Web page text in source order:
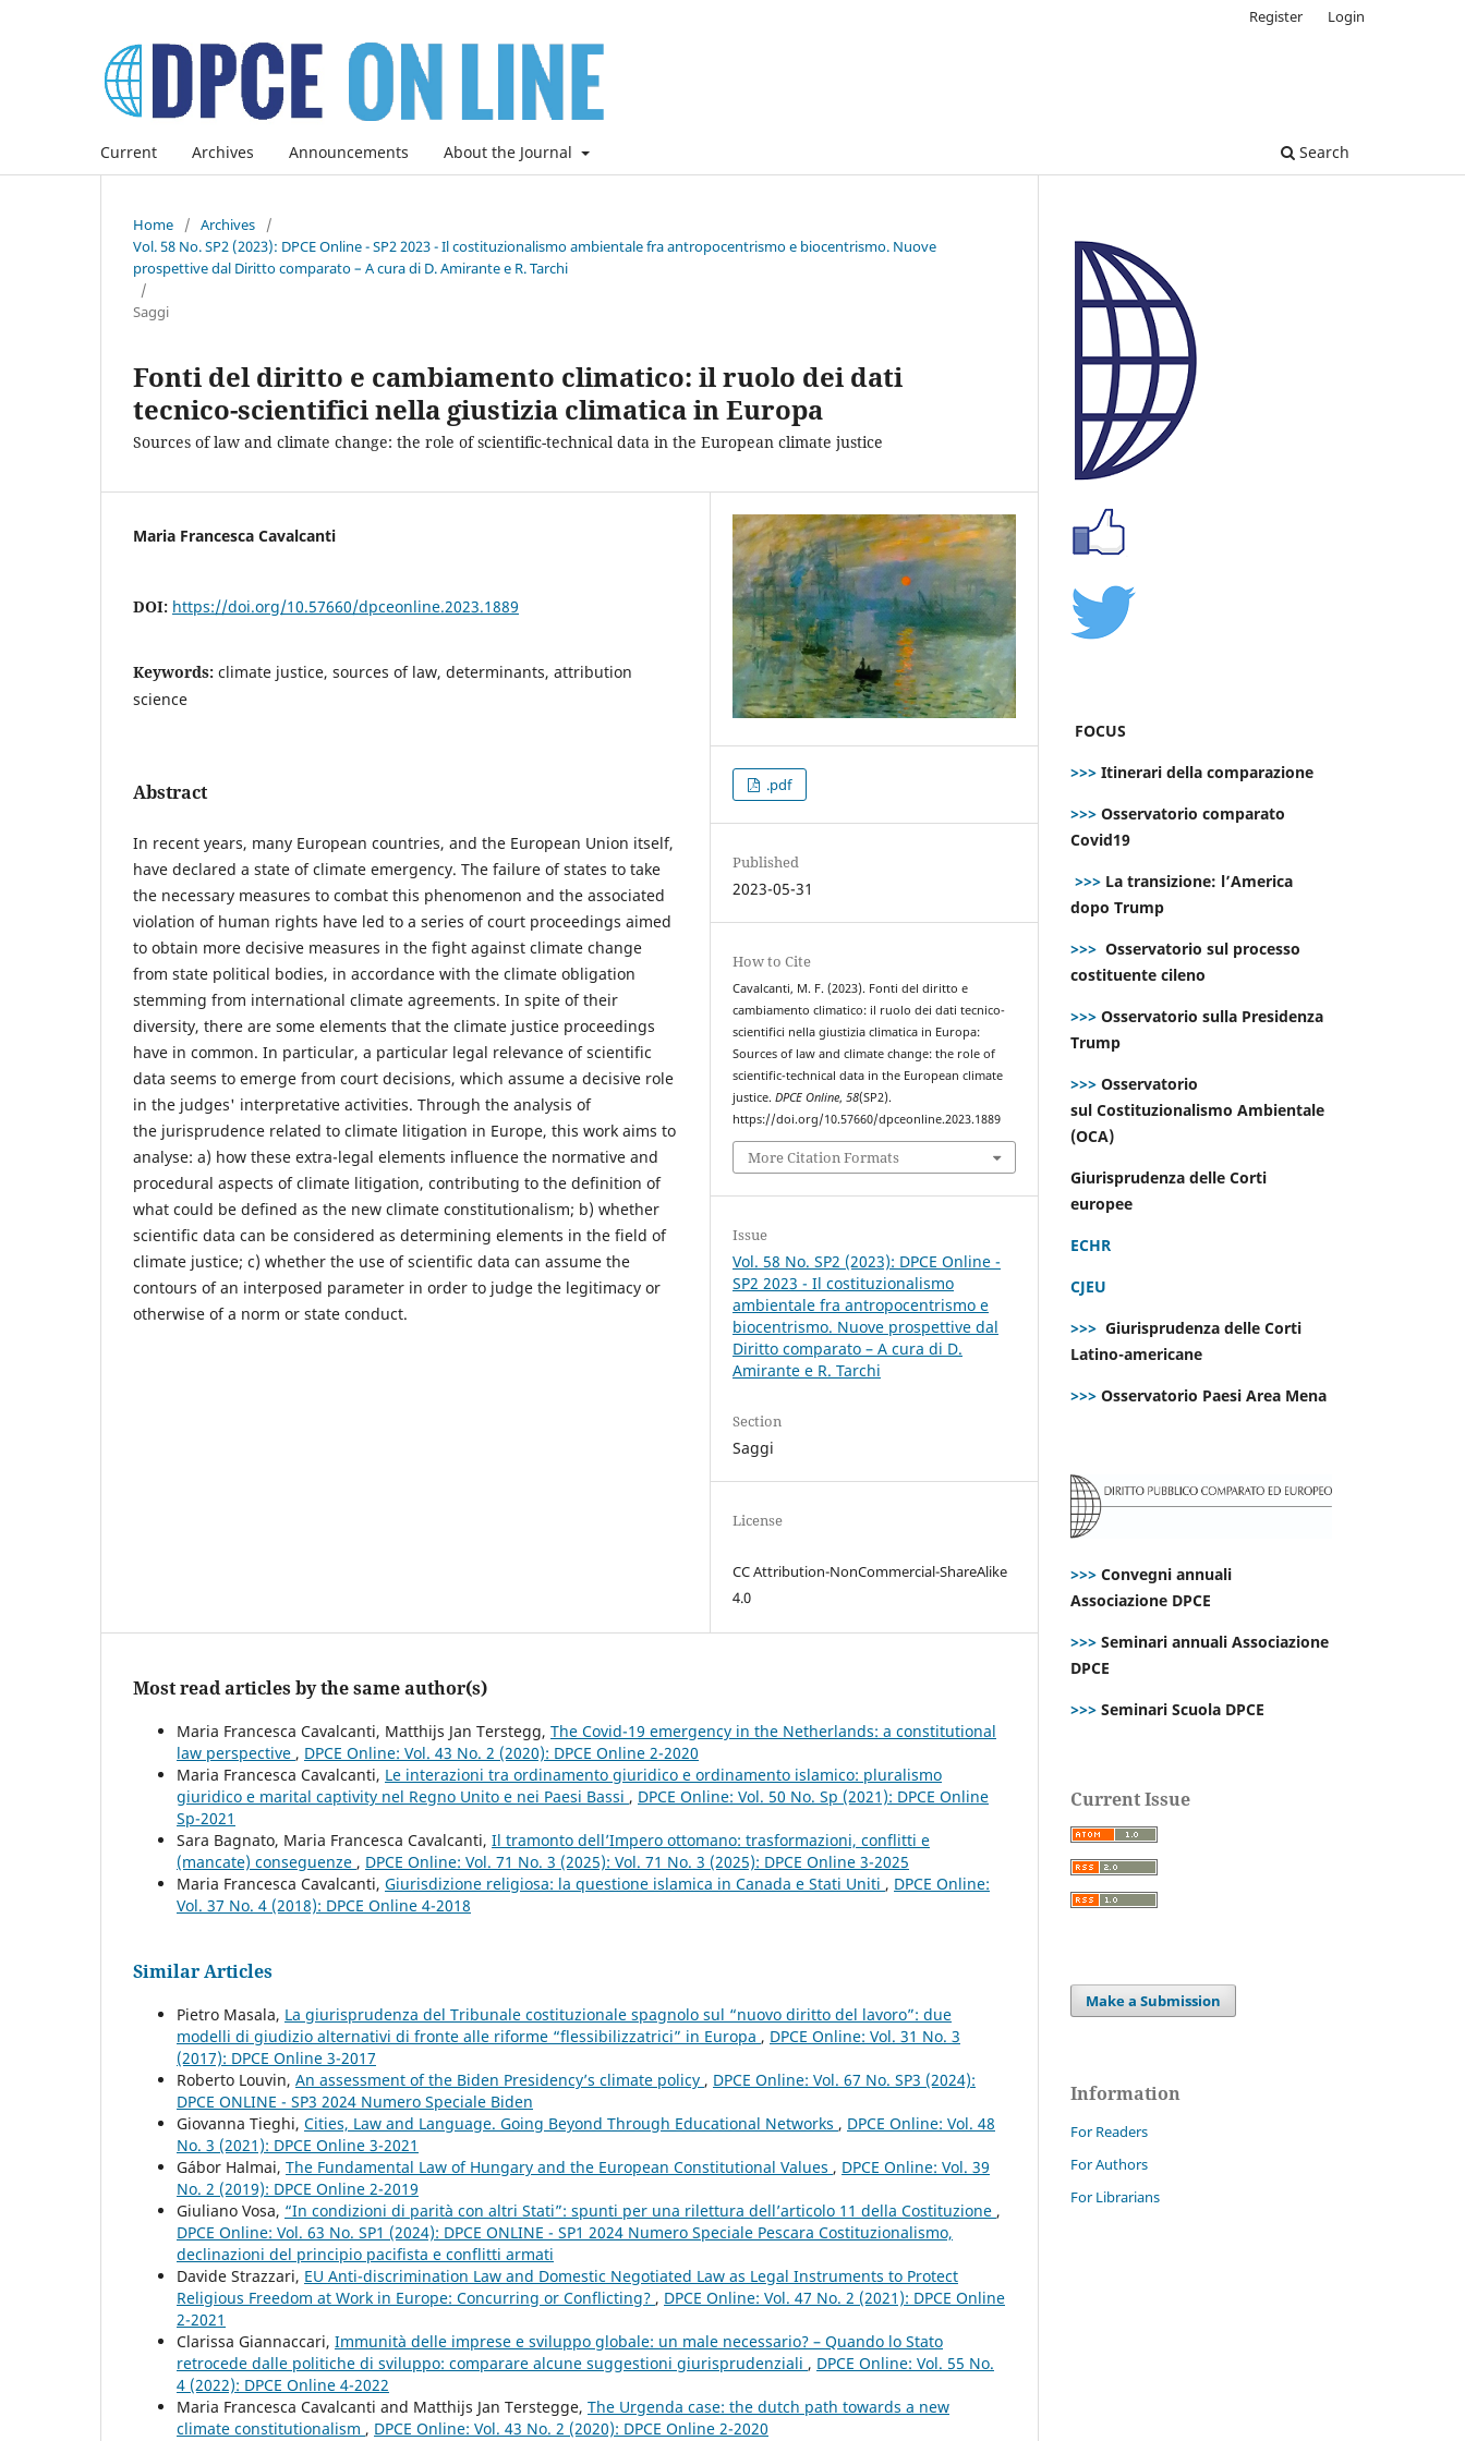
Current Archives Announcements About the Journal Search
Register Login
Home / Archives
/
Vol. 58 No. SP2 (2023): DPCE Online - SP2 2023 - Il costituzionalismo ambientale fra antropocentrismo e biocentrismo. Nuove
prospettive dal Diritto comparato – A cura di D. Amirante e R. Tarchi
/
Saggi
Fonti del diritto e cambiamento climatico: il ruolo dei dati
tecnico-scientifici nella giustizia climatica in Europa
Sources of law and climate change: the role of scientific-technical data in the European climate justice
Maria Francesca Cavalcanti
DOI: https://doi.org/10.57660/dpceonline.2023.1889
Keywords: climate justice, sources of law, determinants, attribution
science
Abstract
In recent years, many European countries, and the European Union itself,
have declared a state of climate emergency. The failure of states to take
the necessary measures to combat this phenomenon and the associated
violation of human rights have led to a series of court proceedings aimed
to obtain more decisive measures in the fight against climate change
from state political bodies, in accordance with the climate obligation
stemming from international climate agreements. In spite of their
diversity, there are some elements that the climate justice proceedings
have in common. In particular, a particular legal relevance of scientific
data seems to emerge from court decisions, which assume a decisive role
in the judges' interpretative activities. Through the analysis of
the jurisprudence related to climate litigation in Europe, this work aims to
analyse: a) how these extra-legal elements influence the normative and
procedural aspects of climate litigation, contributing to the definition of
what could be defined as the new climate constitutionalism; b) whether
scientific data can be considered as determining elements in the field of
climate justice; c) whether the use of scientific data can assume the
contours of an interposed parameter in order to judge the legitimacy or
otherwise of a norm or state conduct.
.pdf
Published
2023-05-31
How to Cite
Cavalcanti, M. F. (2023). Fonti del diritto e
cambiamento climatico: il ruolo dei dati tecnico-
scientifici nella giustizia climatica in Europa:
Sources of law and climate change: the role of
scientific-technical data in the European climate
justice.DPCE Online,58(SP2).
https://doi.org/10.57660/dpceonline.2023.1889
More Citation Formats
Issue
Vol. 58 No. SP2 (2023): DPCE Online -
SP2 2023 - Il costituzionalismo
ambientale fra antropocentrismo e
biocentrismo. Nuove prospettive dal
Diritto comparato – A cura di D.
Amirante e R. Tarchi
Section
Saggi
License
CC Attribution-NonCommercial-ShareAlike
4.0
Most read articles by the same author(s)
Maria Francesca Cavalcanti, Matthijs Jan Terstegg, The Covid-19 emergency in the Netherlands: a constitutional
law perspective , DPCE Online: Vol. 43 No. 2 (2020): DPCE Online 2-2020
Maria Francesca Cavalcanti, Le interazioni tra ordinamento giuridico e ordinamento islamico: pluralismo
giuridico e marital captivity nel Regno Unito e nei Paesi Bassi , DPCE Online: Vol. 50 No. Sp (2021): DPCE Online
Sp-2021
Sara Bagnato, Maria Francesca Cavalcanti, Il tramonto dell’Impero ottomano: trasformazioni, conflitti e
(mancate) conseguenze , DPCE Online: Vol. 71 No. 3 (2025): Vol. 71 No. 3 (2025): DPCE Online 3-2025
Maria Francesca Cavalcanti, Giurisdizione religiosa: la questione islamica in Canada e Stati Uniti , DPCE Online:
Vol. 37 No. 4 (2018): DPCE Online 4-2018
Similar Articles
Pietro Masala, La giurisprudenza del Tribunale costituzionale spagnolo sul “nuovo diritto del lavoro”: due
modelli di giudizio alternativi di fronte alle riforme “flessibilizzatrici” in Europa , DPCE Online: Vol. 31 No. 3
(2017): DPCE Online 3-2017
Roberto Louvin, An assessment of the Biden Presidency’s climate policy , DPCE Online: Vol. 67 No. SP3 (2024):
DPCE ONLINE - SP3 2024 Numero Speciale Biden
Giovanna Tieghi, Cities, Law and Language. Going Beyond Through Educational Networks , DPCE Online: Vol. 48
No. 3 (2021): DPCE Online 3-2021
Gábor Halmai, The Fundamental Law of Hungary and the European Constitutional Values , DPCE Online: Vol. 39
No. 2 (2019): DPCE Online 2-2019
Giuliano Vosa, “In condizioni di parità con altri Stati”: spunti per una rilettura dell’articolo 11 della Costituzione ,
DPCE Online: Vol. 63 No. SP1 (2024): DPCE ONLINE - SP1 2024 Numero Speciale Pescara Costituzionalismo,
declinazioni del principio pacifista e conflitti armati
Davide Strazzari, EU Anti-discrimination Law and Domestic Negotiated Law as Legal Instruments to Protect
Religious Freedom at Work in Europe: Concurring or Conflicting? , DPCE Online: Vol. 47 No. 2 (2021): DPCE Online
2-2021
Clarissa Giannaccari, Immunità delle imprese e sviluppo globale: un male necessario? – Quando lo Stato
retrocede dalle politiche di sviluppo: comparare alcune suggestioni giurisprudenziali , DPCE Online: Vol. 55 No.
4 (2022): DPCE Online 4-2022
Maria Francesca Cavalcanti and Matthijs Jan Terstegge, The Urgenda case: the dutch path towards a new
climate constitutionalism , DPCE Online: Vol. 43 No. 2 (2020): DPCE Online 2-2020
FOCUS
>>> Itinerari della comparazione
>>> Osservatorio comparato
Covid19
>>> La transizione: l’America
dopo Trump
>>> Osservatorio sul processo
costituente cileno
>>> Osservatorio sulla Presidenza
Trump
>>> Osservatorio
sul Costituzionalismo Ambientale
(OCA)
Giurisprudenza delle Corti
europee
ECHR
CJEU
>>> Giurisprudenza delle Corti
Latino-americane
>>> Osservatorio Paesi Area Mena
>>> Convegni annuali
Associazione DPCE
>>> Seminari annuali Associazione
DPCE
>>> Seminari Scuola DPCE
Current Issue
Make a Submission
Information
For Readers
For Authors
For Librarians